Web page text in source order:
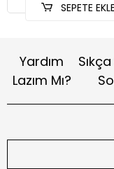
SEPETE EKLE
Yardım
Lazım Mı?